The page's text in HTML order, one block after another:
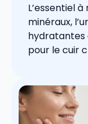
L’essentiel
minéraux,
hydratantes
pour le cuir